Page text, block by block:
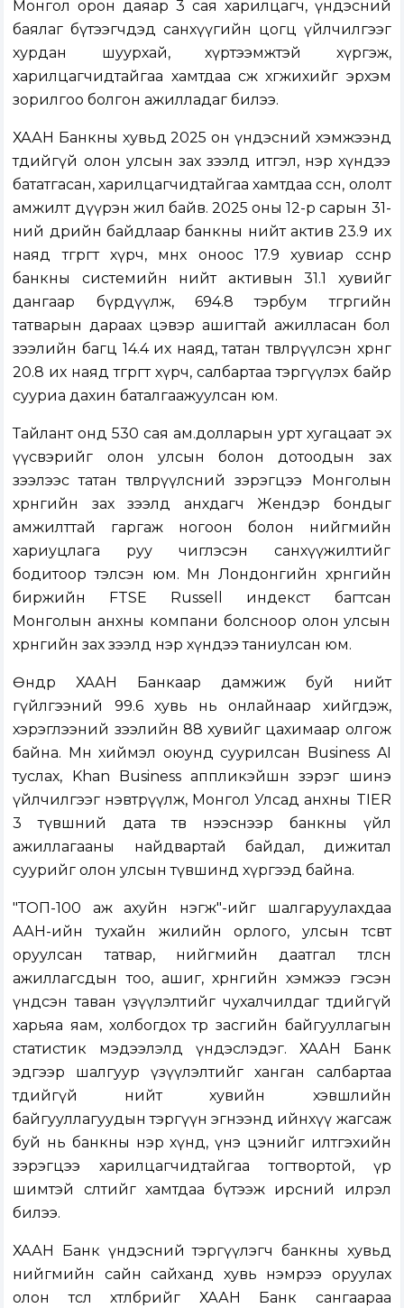
Монгол орон даяар 3 сая харилцагч, үндэсний
баялаг бүтээгчдэд санхүүгийн цогц үйлчилгээг
хурдан шуурхай, хүртээмжтэй хүргэж,
харилцагчидтайгаа хамтдаа өсөж хөгжихийг эрхэм
зорилгоо болгон ажилладаг билээ.
ХААН Банкны хувьд 2025 он үндэсний хэмжээнд
төдийгүй олон улсын зах зээлд итгэл, нэр хүндээ
бататгасан, харилцагчидтайгаа хамтдаа өссөн, ололт
амжилт дүүрэн жил байв. 2025 оны 12-р сарын 31-
ний өдрийн байдлаар банкны нийт актив 23.9 их
наяд төгрөгт хүрч, өмнөх оноос 17.9 хувиар өссөнөөр
банкны системийн нийт активын 31.1 хувийг
дангаар бүрдүүлж, 694.8 тэрбум төгрөгийн
татварын дараах цэвэр ашигтай ажилласан бол
зээлийн багц 14.4 их наяд, татан төвлөрүүлсэн хөрөнгө
20.8 их наяд төгрөгт хүрч, салбартаа тэргүүлэх байр
сууриа дахин баталгаажуулсан юм.
Тайлант онд 530 сая ам.долларын урт хугацаат эх
үүсвэрийг олон улсын болон дотоодын зах
зээлээс татан төвлөрүүлсний зэрэгцээ Монголын
хөрөнгийн зах зээлд анхдагч Жендэр бондыг
амжилттай гаргаж ногоон болон нийгмийн
хариуцлага руу чиглэсэн санхүүжилтийг
бодитоор тэлсэн юм. Мөн Лондонгийн хөрөнгийн
биржийн FTSE Russell индекст багтсан
Монголын анхны компани болсноор олон улсын
хөрөнгийн зах зээлд нэр хүндээ таниулсан юм.
Өнөөдөр ХААН Банкаар дамжиж буй нийт
гүйлгээний 99.6 хувь нь онлайнаар хийгдэж,
хэрэглээний зээлийн 88 хувийг цахимаар олгож
байна. Мөн хиймэл оюунд суурилсан Business AI
туслах, Khan Business аппликэйшн зэрэг шинэ
үйлчилгээг нэвтрүүлж, Монгол Улсад анхны TIER
3 түвшний дата төвөө нээснээр банкны үйл
ажиллагааны найдвартай байдал, дижитал
суурийг олон улсын түвшинд хүргээд байна.
"ТОП-100 аж ахуйн нэгж"-ийг шалгаруулахдаа
ААН-ийн тухайн жилийн орлого, улсын төсөвт
оруулсан татвар, нийгмийн даатгал төлсөн
ажиллагсдын тоо, ашиг, хөрөнгийн хэмжээ гэсэн
үндсэн таван үзүүлэлтийг чухалчилдаг төдийгүй
харьяа яам, холбогдох төр засгийн байгууллагын
статистик мэдээлэлд үндэслэдэг. ХААН Банк
эдгээр шалгуур үзүүлэлтийг ханган салбартаа
төдийгүй нийт хувийн хэвшлийн
байгууллагуудын тэргүүн эгнээнд ийнхүү жагсаж
буй нь банкны нэр хүнд, үнэ цэнийг илтгэхийн
зэрэгцээ харилцагчидтайгаа тогтвортой, үр
шимтэй өсөлтийг хамтдаа бүтээж ирсний илрэл
билээ.
ХААН Банк үндэсний тэргүүлэгч банкны хувьд
нийгмийн сайн сайханд хувь нэмрээ оруулах
олон төсөл хөтөлбөрийг ХААН Банк сангаараа